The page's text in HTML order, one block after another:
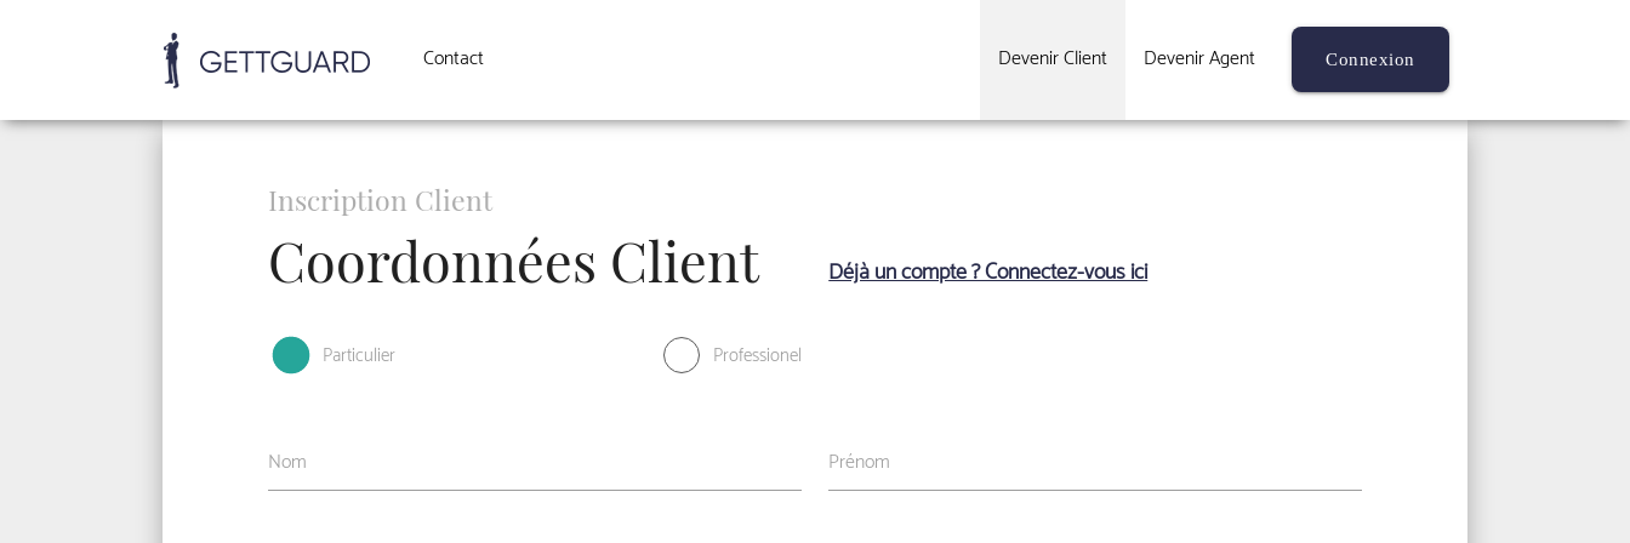
Contact Devenir Client Devenir Agent Connexion
Inscription Client
Coordonnées Client Déjà un compte ? Connectez-vous ici
Particulier Professionel